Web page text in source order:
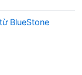
BlueStone